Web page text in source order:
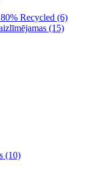
Recycled (6)
(15)
(10)